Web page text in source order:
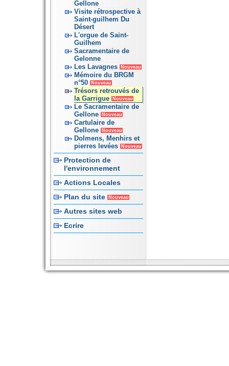
Gellone
Visite rétrospective à
Saint-guilhem Du
Désert
L'orgue de Saint-
Guilhem
Sacramentaire de
Gelonne
Les Lavagnes
Nouveau
Mémoire du BRGM
n°50
Nouveau
Trésors retrouvés de
la Garrigue
Nouveau
Le Sacramentaire de
Gellone
Nouveau
Cartulaire de
Gellone
Nouveau
Dolmens, Menhirs et
pierres levées
Nouveau
Protection de
l'environnement
Actions Locales
Plan du site
Nouveau
Autres sites web
Ecrire